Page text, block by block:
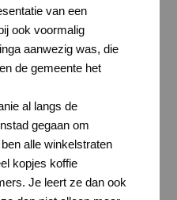
van een
ook voormalig
aanwezig was, die
de gemeente het
al langs de
gegaan om
alle winkelstraten
kopjes koffie
Je leert ze dan ook